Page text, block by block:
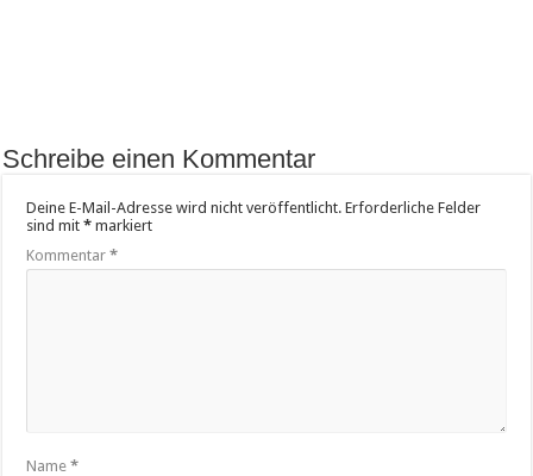
Schreibe einen Kommentar
Deine E-Mail-Adresse wird nicht veröffentlicht. Erforderliche Felder
sind mit* markiert
Kommentar*
Name*